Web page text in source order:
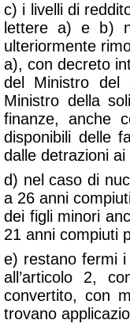
c) i livelli di
lettere a) e b)
ulteriormente
a), con decreto
del Ministro del
Ministro della
finanze, anche
disponibili delle
dalle detrazioni
d) nel caso di
a 26 anni
dei figli minori
21 anni compiuti
e) restano fermi
all’articolo 2,
convertito, con
trovano